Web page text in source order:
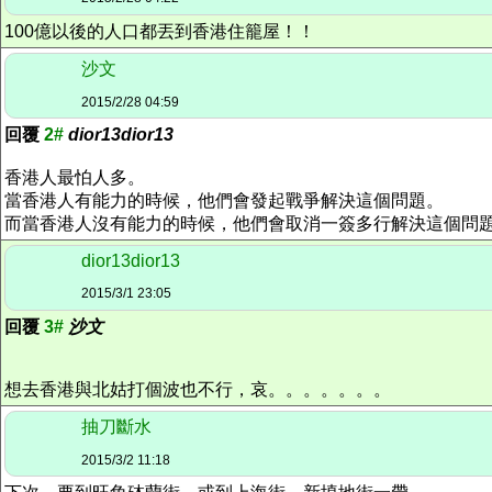
100億以後的人口都丟到香港住籠屋！！
沙文
2015/2/28 04:59
回覆 2# dior13dior13
香港人最怕人多。
當香港人有能力的時候，他們會發起戰爭解決這個問題。
而當香港人沒有能力的時候，他們會取消一簽多行解決這個問
dior13dior13
2015/3/1 23:05
回覆 3# 沙文
想去香港與北姑打個波也不行，哀。。。。。。。
抽刀斷水
2015/3/2 11:18